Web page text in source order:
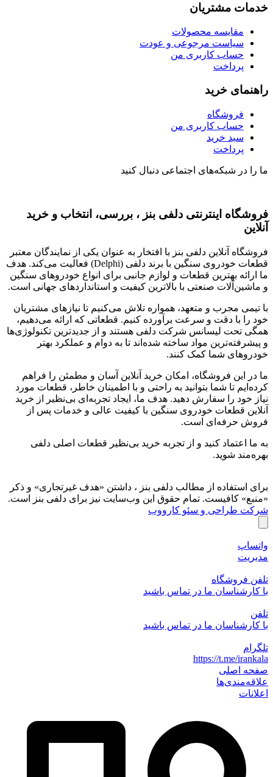
خدمات مشتریان
مقایسه محصولات
سیاست مرجوعی و عودت
حساب کاربری من
پرداخت
راهنمای خرید
فروشگاه
حساب کاربری من
سبد خرید
پرداخت
ما را در شبکه‌های اجتماعی دنبال کنید
فروشگاه اینترنتی دلفی بنز ، بررسی، انتخاب و خرید
آنلاین
فروشگاه آنلاین دلفی بنز با افتخار به عنوان یکی از نمایندگان معتبر
قطعات خودروی سنگین با برند دلفی (Delphi) فعالیت می‌کند. هدف
ما ارائه بهترین قطعات و لوازم جانبی برای انواع خودروهای سنگین
و ماشین‌آلات صنعتی با بالاترین کیفیت و استانداردهای جهانی است.
با تیمی مجرب و متعهد، همواره تلاش می‌کنیم تا نیازهای مشتریان
خود را با دقت و سرعت برآورده کنیم. قطعاتی که ارائه می‌دهیم،
همگی تحت لیسانس شرکت دلفی هستند و از جدیدترین تکنولوژی‌ها
و پیشرفته‌ترین مواد ساخته شده‌اند تا به دوام و عملکرد بهتر
خودروهای شما کمک کنند.
ما در این فروشگاه، امکان خرید آنلاین آسان و مطمئن را فراهم
کرده‌ایم تا شما بتوانید به راحتی و با اطمینان خاطر، قطعات مورد
نیاز خود را سفارش دهید. هدف ما، ایجاد تجربه‌ای بی‌نظیر از خرید
آنلاین قطعات خودروی سنگین با کیفیت عالی و خدمات پس از
فروش حرفه‌ای است.
به ما اعتماد کنید و از تجربه‌ خرید بی‌نظیر قطعات اصلی دلفی
بهره‌مند شوید.
برای استفاده از مطالب دلفی بنز ، داشتن «هدف غیرتجاری» و ذکر
«منبع» کافیست. تمام حقوق اين وب‌سايت نیز برای دلفی بنز است.
شرکت طراحی و سئو کارووب
واتساپ
مدیریت
تلفن فروشگاه
با کارشناسان ما در تماس باشید
تلفن
با کارشناسان ما در تماس باشید
تلگرام
https://t.me/irankala
صفحه اصلی
علاقه‌مندی‌ها
اعلانات